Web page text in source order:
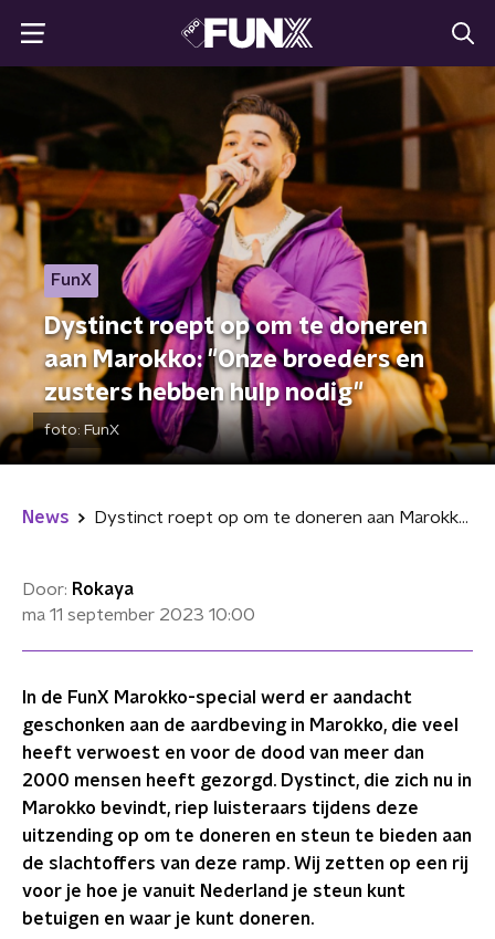
FunX
Dystinct roept op om te doneren
aan Marokko: "Onze broeders en
zusters hebben hulp nodig"
foto: FunX
News Dystinct roept op om te doneren aan Marokko: "Onze broeders en zusters hebben hulp nodig"
Door: Rokaya
ma 11 september 2023 10:00
In de FunX Marokko-special werd er aandacht
geschonken aan de aardbeving in Marokko, die veel
heeft verwoest en voor de dood van meer dan
2000 mensen heeft gezorgd. Dystinct, die zich nu in
Marokko bevindt, riep luisteraars tijdens deze
uitzending op om te doneren en steun te bieden aan
de slachtoffers van deze ramp. Wij zetten op een rij
voor je hoe je vanuit Nederland je steun kunt
betuigen en waar je kunt doneren.